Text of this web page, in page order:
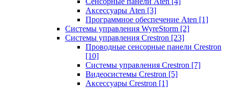
Аксессуары Aten [3]
Программное обеспечение Aten [1]
Системы управления WyreStorm [2]
Системы управления Crestron [23]
Проводные сенсорные панели Crestron
[10]
Системы управления Crestron [7]
Видеосистемы Crestron [5]
Аксессуары Crestron [1]